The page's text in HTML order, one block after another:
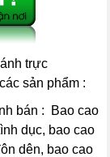
trực
sản phẩm :
bán : Bao cao
dục, bao cao
dên, bao cao